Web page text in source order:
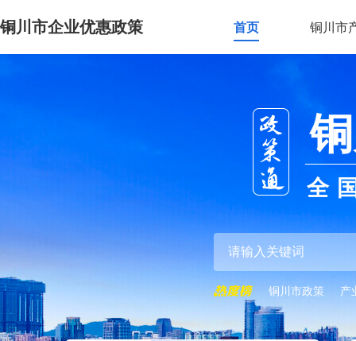
铜川市企业优惠政策 首页 铜川市
全
铜川市政策 产